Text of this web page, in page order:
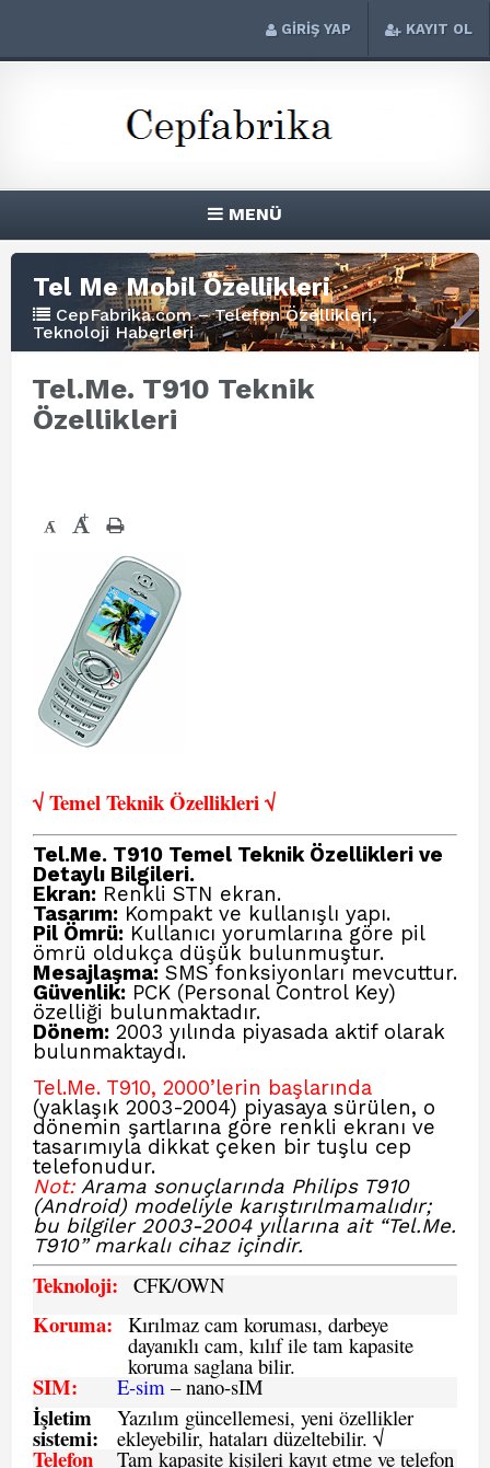
GİRİŞ YAP KAYIT OL
MENÜ
Tel Me Mobil Özellikleri
CepFabrika.com – Telefon Özellikleri,
Teknoloji Haberleri
Tel.Me. T910 Teknik
Özellikleri
- +
√ Temel Teknik Özellikleri √
Tel.Me. T910 Temel Teknik Özellikleri ve
Detaylı Bilgileri.
Ekran: Renkli STN ekran.
Tasarım: Kompakt ve kullanışlı yapı.
Pil Ömrü: Kullanıcı yorumlarına göre pil
ömrü oldukça düşük bulunmuştur.
Mesajlaşma: SMS fonksiyonları mevcuttur.
Güvenlik: PCK (Personal Control Key)
özelliği bulunmaktadır.
Dönem: 2003 yılında piyasada aktif olarak
bulunmaktaydı.
Tel.Me. T910, 2000’lerin başlarında
(yaklaşık 2003-2004) piyasaya sürülen, o
dönemin şartlarına göre renkli ekranı ve
tasarımıyla dikkat çeken bir tuşlu cep
telefonudur.
Not: Arama sonuçlarında Philips T910
(Android) modeliyle karıştırılmamalıdır;
bu bilgiler 2003-2004 yıllarına ait “Tel.Me.
T910” markalı cihaz içindir.
Teknoloji: CFK/OWN
Koruma: Kırılmaz cam koruması, darbeye
dayanıklı cam, kılıf ile tam kapasite
koruma saglana bilir.
SIM: E-sim – nano-sIM
İşletim
sistemi:
Yazılım güncellemesi, yeni özellikler
ekleyebilir, hataları düzeltebilir. √
Telefon Tam kapasite kişileri kayıt etme ve telefon